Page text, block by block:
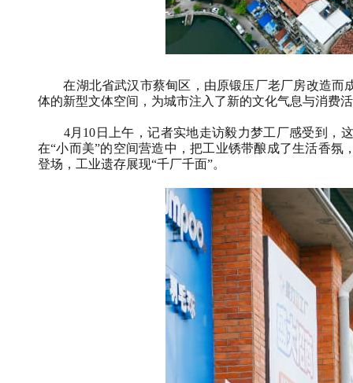
在湖北省武汉市蔡甸区，由原锻压厂老厂房改造而
体的新型文体空间，为城市注入了新的文化气息与消费
4月10日上午，记者实地走访毅力梦工厂感受到，这
在“小而美”的空间营造中，把工业锈带酿成了生活香
登场，工业遗存展现“千厂千面”。